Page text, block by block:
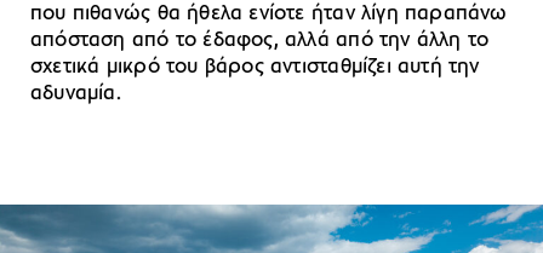
που πιθανώς θα ήθελα ενίοτε ήταν λίγη παραπάνω
απόσταση από το έδαφος, αλλά από την άλλη το
σχετικά μικρό του βάρος αντισταθμίζει αυτή την
αδυναμία.